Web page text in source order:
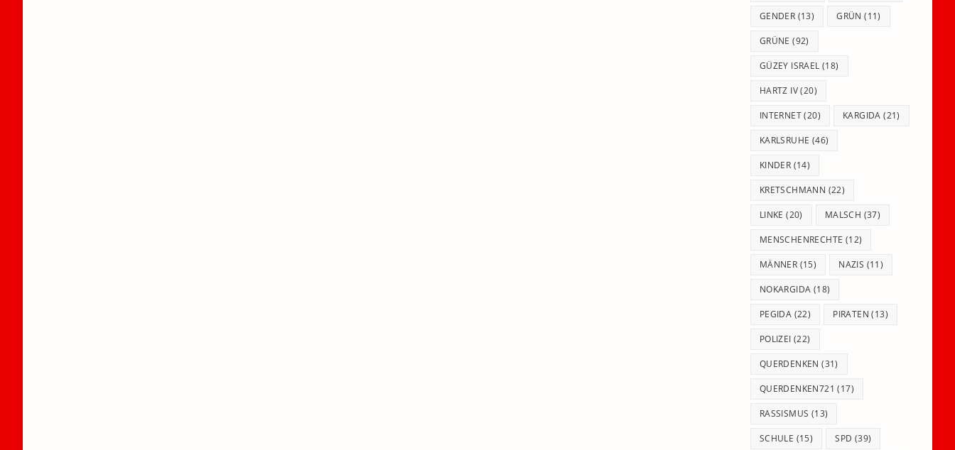
GENDER (13) GRÜN (11)
GRÜNE (92)
GÜZEY ISRAEL (18)
HARTZ IV(20)
INTERNET(20) KARGIDA (21)
KARLSRUHE (46)
KINDER (14)
KRETSCHMANN (22)
LINKE (20) MALSCH (37)
MENSCHENRECHTE (12)
MÄNNER (15) NAZIS (11)
NOKARGIDA (18)
PEGIDA (22) PIRATEN (13)
POLIZEI (22)
QUERDENKEN (31)
QUERDENKEN721 (17)
RASSISMUS (13)
SCHULE (15) SPD (39)